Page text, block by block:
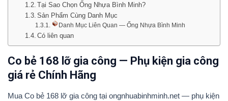
Tại Sao Chọn Ống Nhựa Bình Minh?
Sản Phẩm Cùng Danh Mục
Danh Mục Liên Quan — Ống Nhựa Bình Minh
Có liên quan
Co bẻ 168 lỡ gia công — Phụ kiện gia công
giá rẻ Chính Hãng
Mua Co bẻ 168 lỡ gia công tại ongnhuabinhminh.net — phụ kiện